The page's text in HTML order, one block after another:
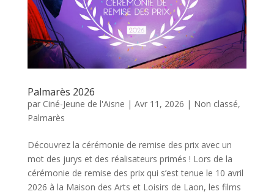
Palmarès 2026
par Ciné-Jeune de l'Aisne | Avr 11, 2026 | Non classé,
Palmarès
Découvrez la cérémonie de remise des prix avec un
mot des jurys et des réalisateurs primés ! Lors de la
cérémonie de remise des prix qui s’est tenue le 10 avril
2026 à la Maison des Arts et Loisirs de Laon, les films